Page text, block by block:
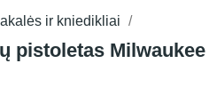
ir kniedikliai
LAIKAS: PER 1-2 D.D.
pistoletas Milwaukee